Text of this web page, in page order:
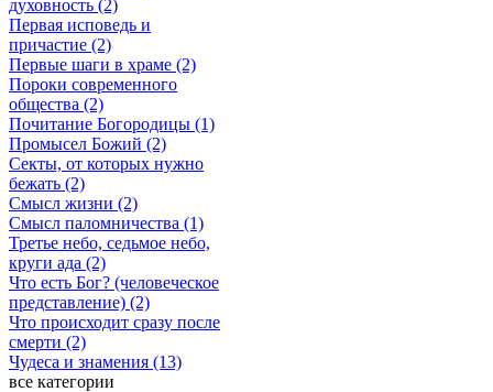
духовность (2)
Первая исповедь и
причастие (2)
Первые шаги в храме (2)
Пороки современного
общества (2)
Почитание Богородицы (1)
Промысел Божий (2)
Секты, от которых нужно
бежать (2)
Смысл жизни (2)
Смысл паломничества (1)
Третье небо, седьмое небо,
круги ада (2)
Что есть Бог? (человеческое
представление) (2)
Что происходит сразу после
смерти (2)
Чудеса и знамения (13)
все категории